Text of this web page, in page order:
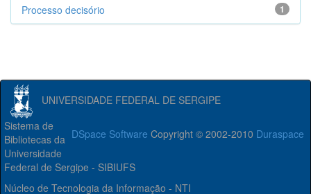
1
Processo decisório
UNIVERSIDADE FEDERAL DE SERGIPE
DSpace Software Copyright © 2002-2010 Duraspace
Sistema de
Bibliotecas da
Universidade
Federal de Sergipe - SIBIUFS
Núcleo de Tecnologia da Informação - NTI